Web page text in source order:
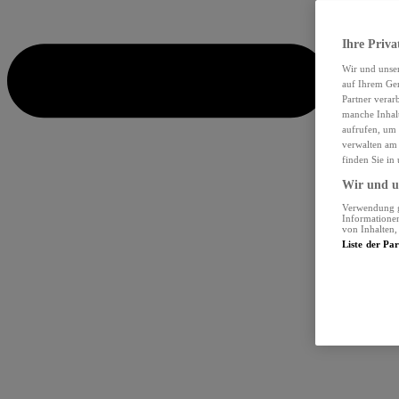
Ihre
Wir und
auf Ihrem
Partner
manche
aufrufen, um
verwalten
finden Sie in
Wir und
Verwendung
von Inhalten,
Liste der